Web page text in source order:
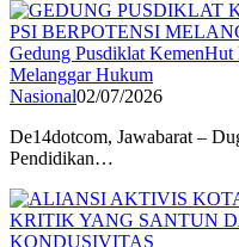
Gedung Pusdiklat
Melanggar Hukum
Nasional02/07/2026
De14dotcom, Jawabarat –
Pendidikan…